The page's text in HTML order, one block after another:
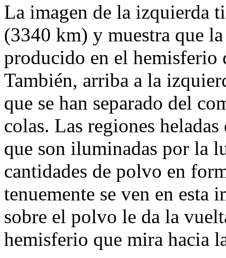
La imagen de la izquierda
(3340 km) y muestra que
producido en el hemisferio
También, arriba a la
que se han separado del
colas. Las regiones
que son iluminadas por la
cantidades de polvo en
tenuemente se ven en esta
sobre el polvo le da la
hemisferio que mira hacia